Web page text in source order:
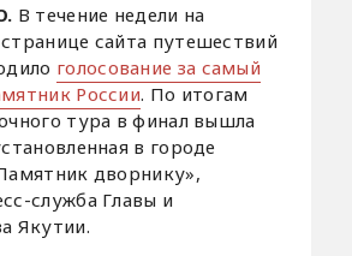
В течение недели на
сайта путешествий
голосование за самый
России. По итогам
тура в финал вышла
в городе
дворнику»,
служба Главы и
Якутии.